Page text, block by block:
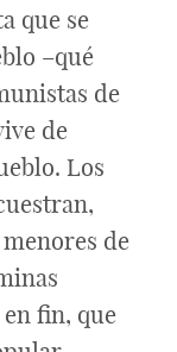
que se
–qué
de
de
Los
de
fin, que